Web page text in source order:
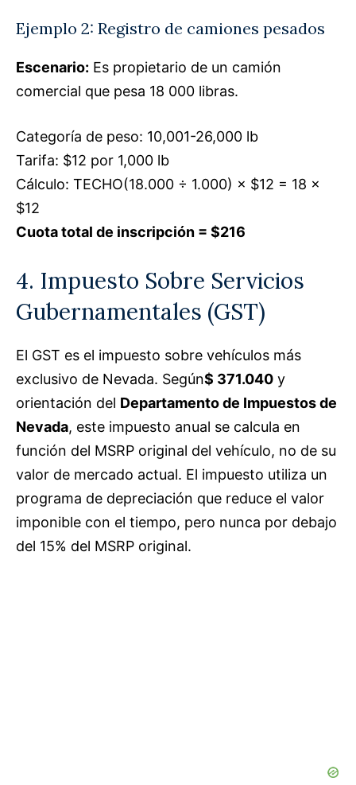
Ejemplo 2: Registro de camiones pesados
Escenario: Es propietario de un camión
comercial que pesa 18 000 libras.
Categoría de peso: 10,001-26,000 lb
Tarifa: $12 por 1,000 lb
Cálculo: TECHO(18.000 ÷ 1.000) × $12 = 18 ×
$12
Cuota total de inscripción = $216
4. Impuesto Sobre Servicios
Gubernamentales (GST)
El GST es el impuesto sobre vehículos más
exclusivo de Nevada. Según$ 371.040 y
orientación del Departamento de Impuestos de
Nevada, este impuesto anual se calcula en
función del MSRP original del vehículo, no de su
valor de mercado actual. El impuesto utiliza un
programa de depreciación que reduce el valor
imponible con el tiempo, pero nunca por debajo
del 15% del MSRP original.